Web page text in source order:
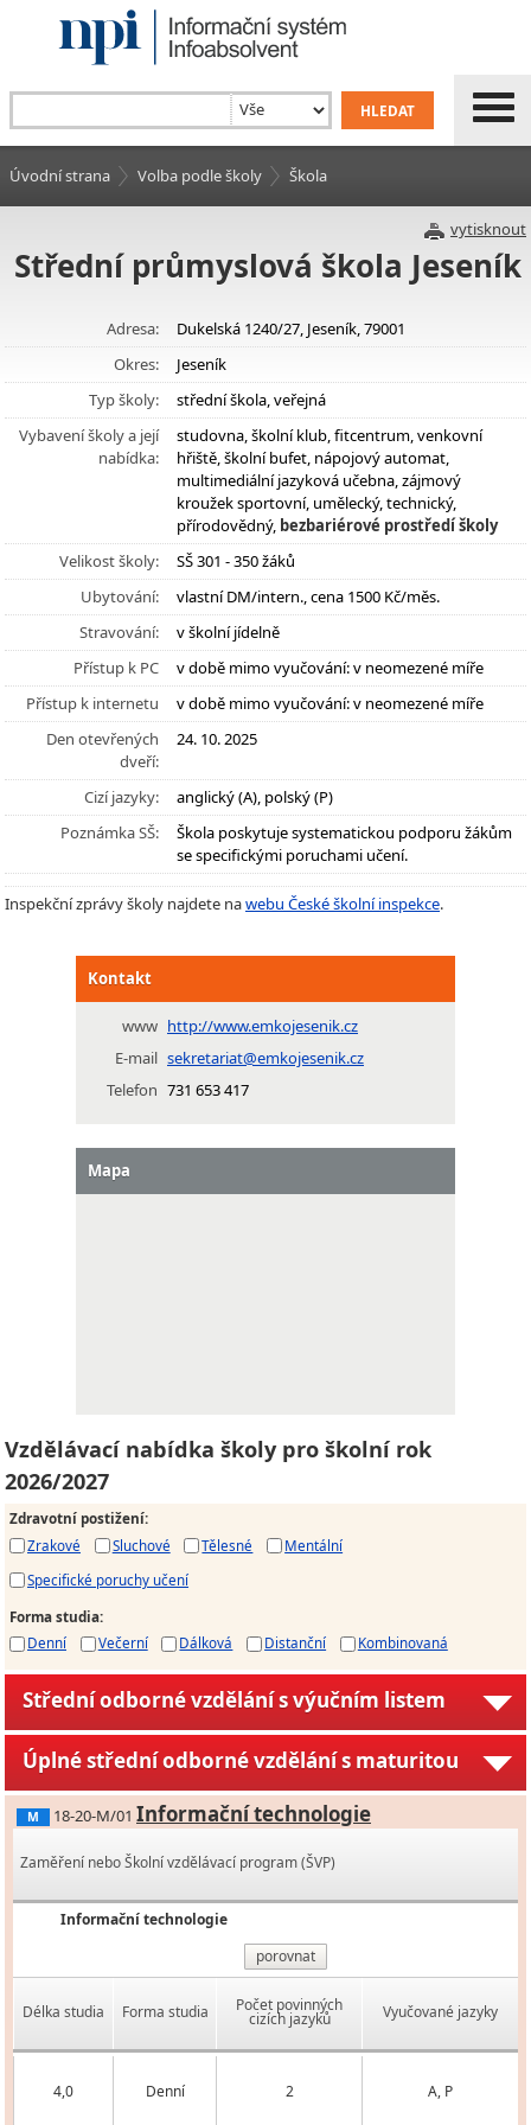
Úvodní strana Volba podle školy Škola
vytisknout
Střední průmyslová škola Jeseník
Adresa:
Dukelská 1240/27, Jeseník, 79001
Okres:
Jeseník
Typ školy:
střední škola, veřejná
Vybavení školy a její
nabídka:
studovna, školní klub, fitcentrum, venkovní
hřiště, školní bufet, nápojový automat,
multimediální jazyková učebna, zájmový
kroužek sportovní, umělecký, technický,
přírodovědný, bezbariérové prostředí školy
Velikost školy:
SŠ 301 - 350 žáků
Ubytování:
vlastní DM/intern., cena 1500 Kč/měs.
Stravování:
v školní jídelně
Přístup k PC
v době mimo vyučování: v neomezené míře
Přístup k internetu
v době mimo vyučování: v neomezené míře
Den otevřených
dveří:
24. 10. 2025
Cizí jazyky:
anglický (A), polský (P)
Poznámka SŠ:
Škola poskytuje systematickou podporu žákům
se specifickými poruchami učení.
Inspekční zprávy školy najdete nawebu České školní inspekce.
Kontakt
www http://www.emkojesenik.cz
E-mail sekretariat@emkojesenik.cz
Telefon 731 653 417
Mapa
Vzdělávací nabídka školy pro školní rok
2026/2027
Zdravotní postižení:
Zrakové
Sluchové Tělesné
Mentální
Specifické poruchy učení
Forma studia:
Denní
Večerní Dálková Distanční Kombinovaná
Střední odborné vzdělání s výučním listem
Úplné střední odborné vzdělání s maturitou
M 18-20-M/01 Informační technologie
Zaměření nebo Školní vzdělávací program (ŠVP)
Informační technologie
porovnat
Délka studia Forma studia Počet povinných
cizích jazyků Vyučované jazyky
4,0 Denní 2 A, P